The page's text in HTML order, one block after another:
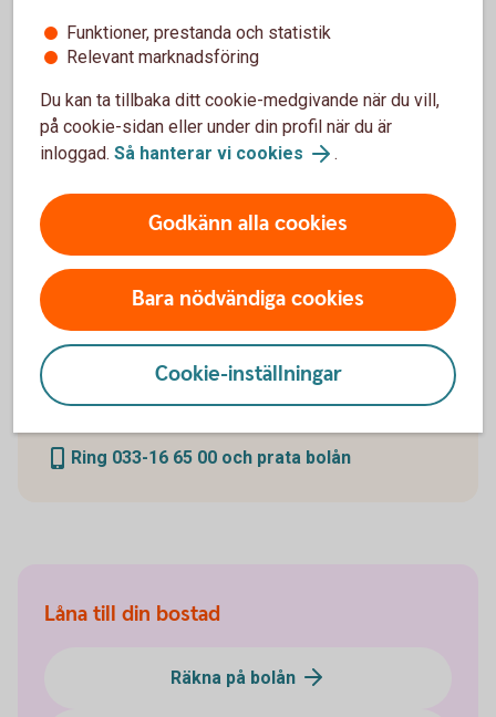
aviseringar, uppläggningsavgift 900 kronor och
digital avisering. Vid postala avier tillkommer en
kostnad på 45 kronor i aviavgift.
Valutakursförändringar kan komma att påverka
beloppen som du ska betala om du till exempel har
säkerhet lämnas i form av pant i bostad.
Prata bolån med oss
Har du frågor om bolån? Ring oss så hjälper vi dig!
Ring 033-16 65 00 och prata bolån
Låna till din bostad
Räkna på bolån
Funktioner, prestanda och statistik
Relevant marknadsföring
Du kan ta tillbaka ditt cookie-medgivande när du vill,
på cookie-sidan eller under din profil när du är
inloggad. Så hanterar vi cookies .
Godkänn alla cookies
Bara nödvändiga cookies
Cookie-inställningar